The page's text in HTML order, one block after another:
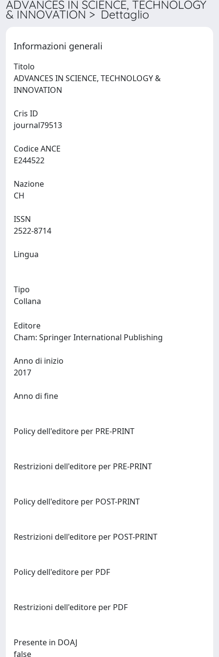
ADVANCES IN SCIENCE, TECHNOLOGY
& INNOVATION > Dettaglio
Informazioni generali
Titolo
ADVANCES IN SCIENCE, TECHNOLOGY &
Cris ID
Codice ANCE
Nazione
ISSN
Lingua
Tipo
Collana
Editore
Anno di inizio
Anno di fine
Policy dell'editore per PRE-PRINT
Restrizioni dell'editore per PRE-PRINT
Policy dell'editore per POST-PRINT
Restrizioni dell'editore per POST-PRINT
Policy dell'editore per PDF
Restrizioni dell'editore per PDF
Presente in DOAJ